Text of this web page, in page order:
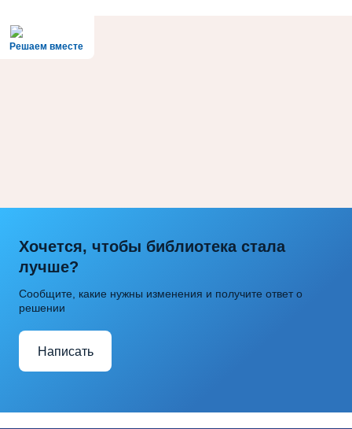
Решаем вместе
Хочется, чтобы библиотека стала
лучше?
Сообщите, какие нужны изменения и получите ответ о
решении
Написать